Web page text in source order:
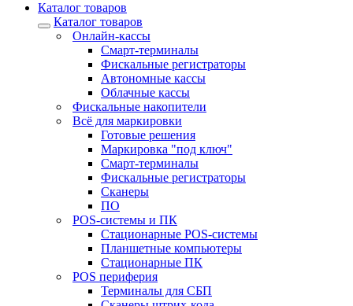
Каталог товаров
Каталог товаров
Онлайн-кассы
Смарт-терминалы
Фискальные регистраторы
Автономные кассы
Облачные кассы
Фискальные накопители
Всё для маркировки
Готовые решения
Маркировка "под ключ"
Смарт-терминалы
Фискальные регистраторы
Сканеры
ПО
POS-системы и ПК
Стационарные POS-системы
Планшетные компьютеры
Стационарные ПК
POS периферия
Терминалы для СБП